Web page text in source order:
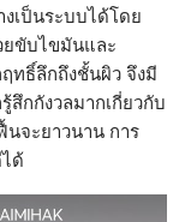
เป็นระบบได้โดย
ยขับไขมันและ
ทธิ์ลึกถึงชั้นผิว จึงมี
สึกกังวลมากเกี่ยวกับ
จะยาวนาน การ
ด้